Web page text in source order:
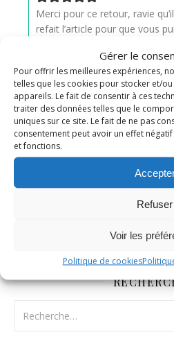
Gérer le
Pour offrir les meilleures expériences,
telles que les cookies pour stocker et/
appareils. Le fait de consentir à ces
traiter des données telles que le
uniques sur ce site. Le fait de ne pas
consentement peut avoir un effet
et fonctions.
Refuser
Voir les
Politique de cookies
Merci pour ce retour, ravie
refait l’article pour que vous
0
Répondre
Mamoune95
Répondre àNadine
Merci beaucoup
Répondre